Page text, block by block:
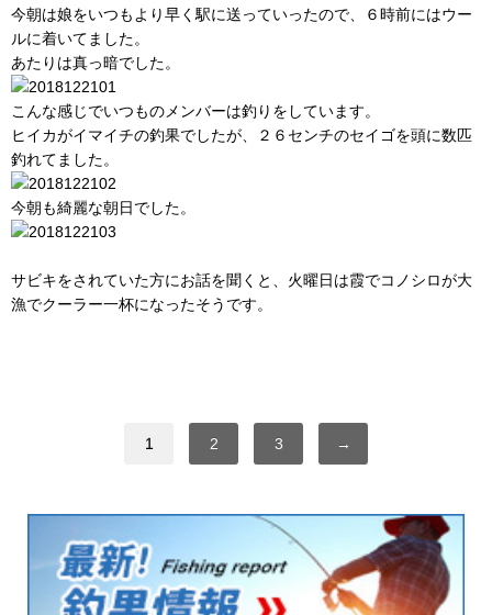
今朝は娘をいつもより早く駅に送っていったので、６時前にはウー
ルに着いてました。
あたりは真っ暗でした。
こんな感じでいつものメンバーは釣りをしています。
ヒイカがイマイチの釣果でしたが、２６センチのセイゴを頭に数匹
釣れてました。
今朝も綺麗な朝日でした。
サビキをされていた方にお話を聞くと、火曜日は霞でコノシロが大
漁でクーラー一杯になったそうです。
1 2 3 →